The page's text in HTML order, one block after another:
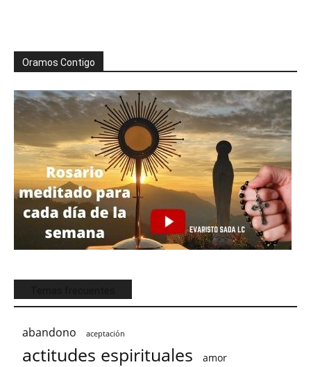
Oramos Contigo
abandono aceptación
actitudes espirituales amor